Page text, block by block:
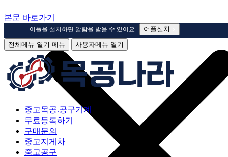
본문 바로가기
어플을 설치하면 알람을 받을 수 있어요.
어플설치
전체메뉴 열기 메뉴 사용자메뉴 열기
중고목공.공구기계
무료등록하기
구매문의
중고지게차
중고공구